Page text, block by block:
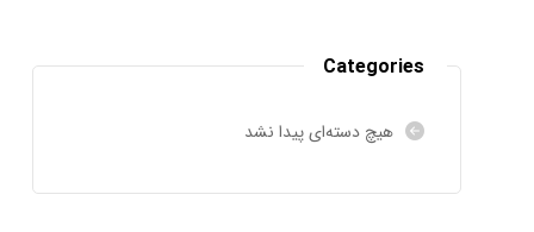
Categories
هیچ دسته‌ای پیدا نشد